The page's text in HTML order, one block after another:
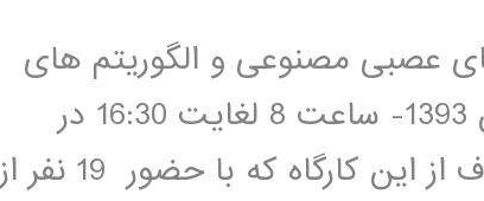
های عصبی مصنوعی و الگوريتم های
بهينه سازي در تاريخ 18 لغايت 20 آبان 1393- ساعت 8 لغايت 16:30 در
پژوهشکده محيط زيست برگزار شد.هدف از اين کارگاه که با حضور 19 نفر از